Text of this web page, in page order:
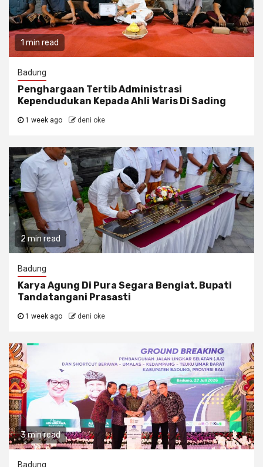
1 min read
Badung
Penghargaan Tertib Administrasi
Kependudukan Kepada Ahli Waris Di Sading
1 week ago deni oke
2 min read
Badung
Karya Agung Di Pura Segara Bengiat, Bupati
Tandatangani Prasasti
1 week ago deni oke
3 min read
Badung